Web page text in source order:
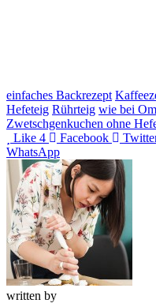
einfaches Backrezept
Hefeteig Rührteig wie bei
Zwetschgenkuchen ohne
Like 4 Facebook
WhatsApp
written by